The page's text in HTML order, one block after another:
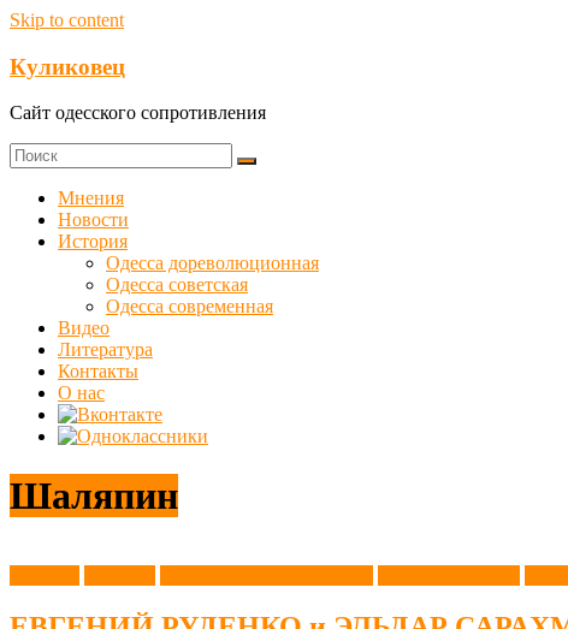
Skip to content
Куликовец
Сайт одесского сопротивления
Мнения
Новости
История
Одесса дореволюционная
Одесса советская
Одесса современная
Видео
Литература
Контакты
О нас
Шаляпин